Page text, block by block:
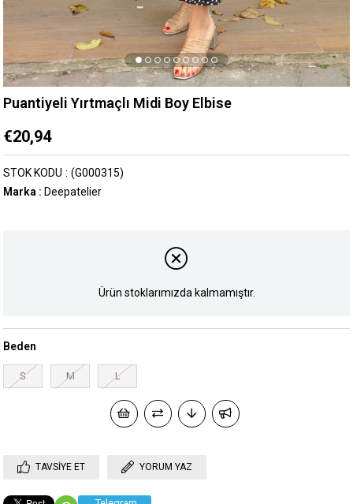
Puantiyeli Yırtmaçlı Midi Boy Elbise
€20,94
(G000315)
STOK KODU
Marka : Deepatelier
Ürün stoklarımızda kalmamıştır.
Beden
S M L
TAVSIYE ET YORUM YAZ